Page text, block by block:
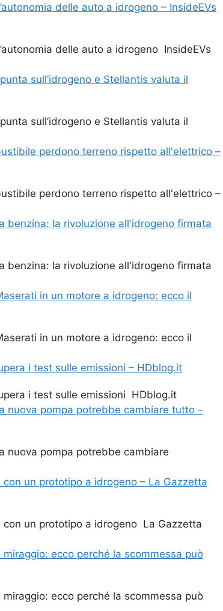
delle auto a idrogeno – InsideEVs
delle auto a idrogeno InsideEVs
sull’idrogeno e Stellantis valuta il
sull’idrogeno e Stellantis valuta il
perdono terreno rispetto all'elettrico –
perdono terreno rispetto all'elettrico –
benzina: la rivoluzione all'idrogeno firmata
benzina: la rivoluzione all'idrogeno firmata
in un motore a idrogeno: ecco il
in un motore a idrogeno: ecco il
i test sulle emissioni – HDblog.it
i test sulle emissioni HDblog.it
nuova pompa potrebbe cambiare tutto –
nuova pompa potrebbe cambiare
un prototipo a idrogeno – La Gazzetta
con un prototipo a idrogeno La Gazzetta
ecco perché la scommessa può
ecco perché la scommessa può